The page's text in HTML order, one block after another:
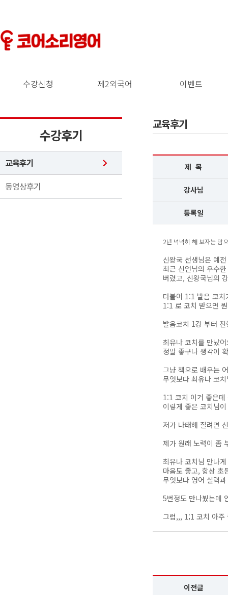
수강신청 제2외국어 이벤트
수강후기
교육후기
동영상후기
교육후기
제 목
강사님
등록일
2년 넉넉히 해 보자는 맘
신왕국 선생님은 예
최근 신언님의 우수
버렸고, 신왕국님의
더불어 1:1 발음 코
1:1 로 코치 받으면
발음코치 1강 부터
최유나 코치를 만났
정말 좋구나 생각이
그냥 책으로 배우는
무엇보다 최유나 코
1:1 코치 이거 좋은
이렇게 좋은 코치님
저가 나태해 질려면
제가 원래 노력이 좀
최유나 코치님 만나
마음도 좋고, 항상 초
무엇보다 영어 실력
5번정도 만나뵜는데
그럼,,, 1;1 코치 아
이전글